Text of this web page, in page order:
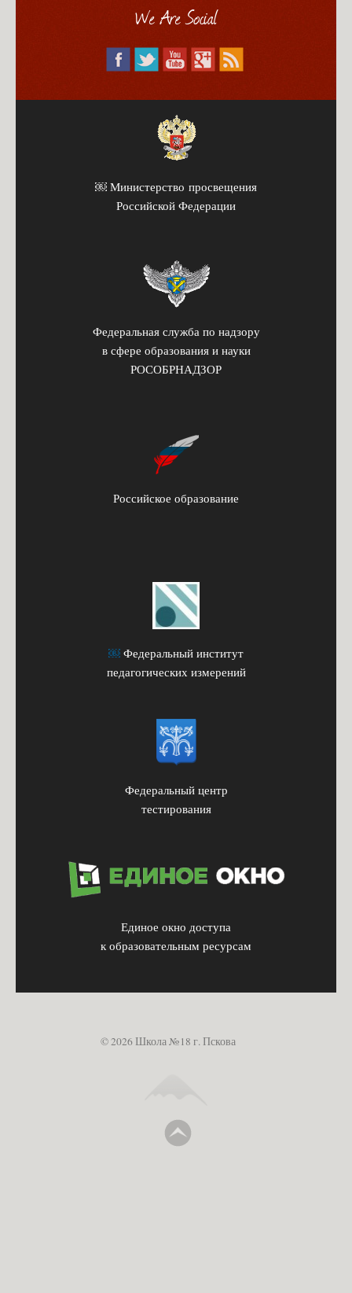
We Are Social
￼ Министерство просвещения
Российской Федерации
Федеральная служба по надзору
в сфере образования и науки
РОСОБРНАДЗОР
Российское образование
￼ Федеральный институт
педагогических измерений
Федеральный центр
тестирования
Единое окно доступа
к образовательным ресурсам
© 2026 Школа №18 г. Пскова